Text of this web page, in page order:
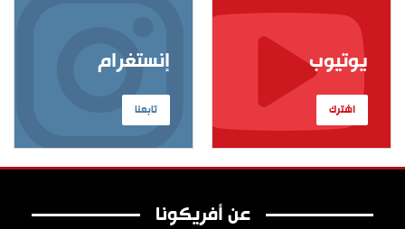
إنستغرام
تابعنا
يوتيوب
اشترك
عن أفريكونا